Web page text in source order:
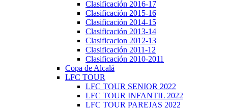
Clasificación 2016-17
Clasificación 2015-16
Clasificación 2014-15
Clasificación 2013-14
Clasificacion 2012-13
Clasificación 2011-12
Clasificación 2010-2011
Copa de Alcalá
LFC TOUR
LFC TOUR SENIOR 2022
LFC TOUR INFANTIL 2022
LFC TOUR PAREJAS 2022